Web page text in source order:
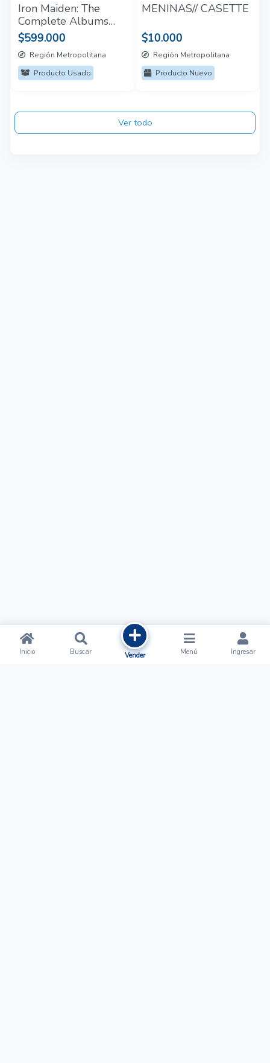
Inicio Buscar Vender Menú Ingresar
Iron Maiden: The
Complete Albums
Collection 1980-1988
Vinilo 9 LP's
$599.000
Región Metropolitana
Producto Usado
MENINAS// CASETTE
$10.000
Región Metropolitana
Producto Nuevo
Ver todo